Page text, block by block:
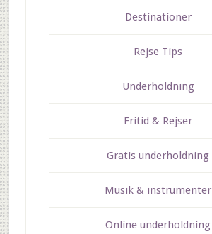
Destinationer
Rejse Tips
Underholdning
Fritid & Rejser
Gratis underholdning
Musik & instrumenter
Online underholdning